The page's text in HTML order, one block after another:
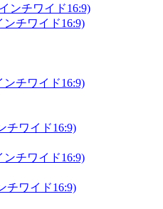
ンチワイド16:9)
ンチワイド16:9)
ンチワイド16:9)
チワイド16:9)
ンチワイド16:9)
チワイド16:9)